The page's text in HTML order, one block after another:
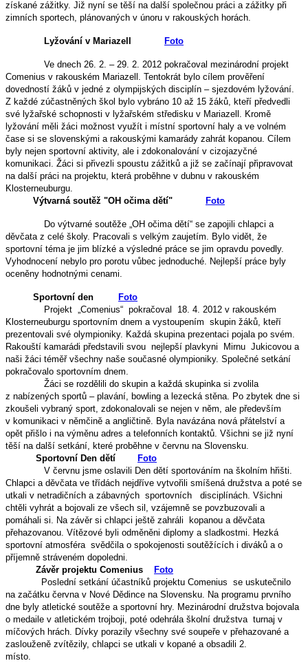
získané zážitky. Již nyní se těší na další společnou práci a zážitky při
zimních sportech, plánovaných v únoru v rakouských horách.
Lyžování v Mariazell Foto
Ve dnech 26. 2. – 29. 2. 2012 pokračoval mezinárodní projekt
Comenius v rakouském Mariazell. Tentokrát bylo cílem prověření
dovedností žáků v jedné z olympijských disciplín – sjezdovém lyžování.
Z každé zúčastněných škol bylo vybráno 10 až 15 žáků, kteří předvedli
své lyžařské schopnosti v lyžařském středisku v Mariazell. Kromě
lyžování měli žáci možnost využít i místní sportovní haly a ve volném
čase si se slovenskými a rakouskými kamarády zahrát kopanou. Cílem
byly nejen sportovní aktivity, ale i zdokonalování v cizojazyčné
komunikaci. Žáci si přivezli spoustu zážitků a již se začínají připravovat
na další práci na projektu, která proběhne v dubnu v rakouském
Klosterneuburgu.
Výtvarná soutěž "OH očima dětí"
Foto
Do výtvarné soutěže „OH očima dětí“ se zapojili chlapci a
děvčata z celé školy. Pracovali s velkým zaujetím. Bylo vidět, že
sportovní téma je jim blízké a výsledné práce se jim opravdu povedly.
Vyhodnocení nebylo pro porotu vůbec jednoduché. Nejlepší práce byly
oceněny hodnotnými cenami.
Sportovní den
Foto
Projekt „Comenius“ pokračoval 18. 4. 2012 v rakouském
Klosterneuburgu sportovním dnem a vystoupením skupin žáků, kteří
prezentovali své olympioniky. Každá skupina prezentaci pojala po svém.
Rakouští kamarádi představili svou nejlepší plavkyni Mirnu Jukicovou a
naši žáci téměř všechny naše současné olympioniky. Společné setkání
pokračovalo sportovním dnem.
Žáci se rozdělili do skupin a každá skupinka si zvolila
z nabízených sportů – plavání, bowling a lezecká stěna. Po zbytek dne si
zkoušeli vybraný sport, zdokonalovali se nejen v něm, ale především
v komunikaci v němčině a angličtině. Byla navázána nová přátelství a
opět přišlo i na výměnu adres a telefonních kontaktů. Všichni se již nyní
těší na další setkání, které proběhne v červnu na Slovensku.
Sportovní Den dětí
Foto
V červnu jsme oslavili Den dětí sportováním na školním hřišti.
Chlapci a děvčata ve třídách nejdříve vytvořili smíšená družstva a poté se
utkali v netradičních a zábavných sportovních disciplínách. Všichni
chtěli vyhrát a bojovali ze všech sil, vzájemně se povzbuzovali a
pomáhali si. Na závěr si chlapci ještě zahráli kopanou a děvčata
přehazovanou. Vítězové byli odměněni diplomy a sladkostmi. Hezká
sportovní atmosféra svědčila o spokojenosti soutěžících i diváků a o
příjemně stráveném dopoledni.
Závěr projektu Comenius
Foto
Poslední setkání účastníků projektu Comenius se uskutečnilo
na začátku června v Nové Dědince na Slovensku. Na programu prvního
dne byly atletické soutěže a sportovní hry. Mezinárodní družstva bojovala
o medaile v atletickém trojboji, poté odehrála školní družstva turnaj v
míčových hrách. Dívky porazily všechny své soupeře v přehazované a
zaslouženě zvítězily, chlapci se utkali v kopané a obsadili 2.
místo.